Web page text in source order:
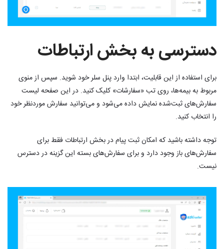
دسترسی به بخش ارتباطات
برای استفاده از این قابلیت، ابتدا وارد پنل سلر خود شوید. سپس از منوی
مربوط به بیمه‌ها، روی تب «سفارشات» کلیک کنید. در این صفحه لیست
سفارش‌های ثبت‌شده نمایش داده می‌شود و می‌توانید سفارش موردنظر خود
را انتخاب کنید.
توجه داشته باشید که امکان ثبت پیام در بخش ارتباطات فقط برای
سفارش‌های باز وجود دارد و برای سفارش‌های بسته این گزینه در دسترس
نیست.